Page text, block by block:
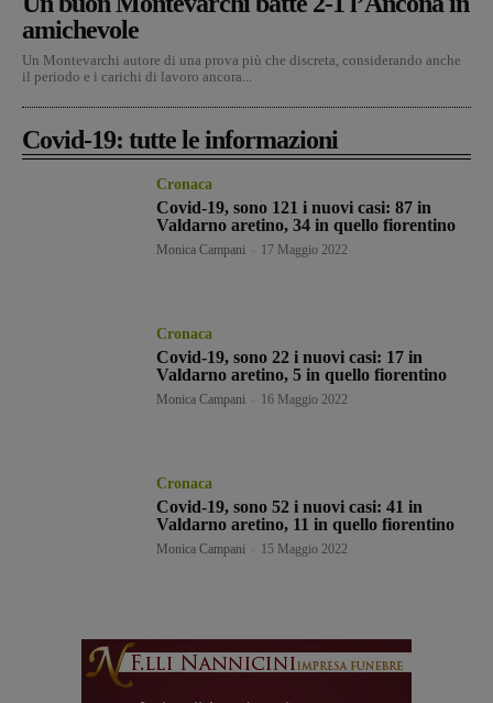
amichevole
Un Montevarchi autore di una prova più che discreta, considerando anche
il periodo e i carichi di lavoro ancora...
Covid-19: tutte le informazioni
Cronaca
Covid-19, sono 121 i nuovi casi: 87 in
Valdarno aretino, 34 in quello fiorentino
Monica Campani 17 Maggio 2022
Cronaca
Covid-19, sono 22 i nuovi casi: 17 in
Valdarno aretino, 5 in quello fiorentino
Monica Campani 16 Maggio 2022
Cronaca
Covid-19, sono 52 i nuovi casi: 41 in
Valdarno aretino, 11 in quello fiorentino
Monica Campani 15 Maggio 2022